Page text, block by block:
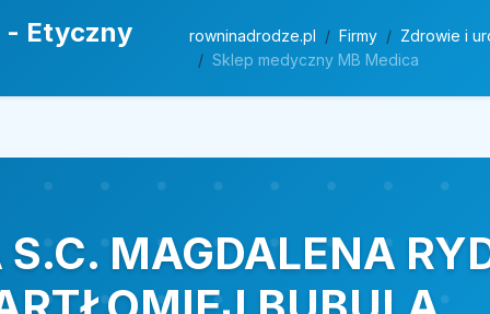
- Etyczny rowninadrodze.pl Firmy
Zdrowie i
Sklep medyczny MB Medica
MAGDALENA